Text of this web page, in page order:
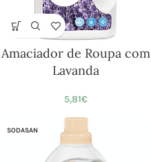
Amaciador de Roupa com
Lavanda
5,81€
SODASAN